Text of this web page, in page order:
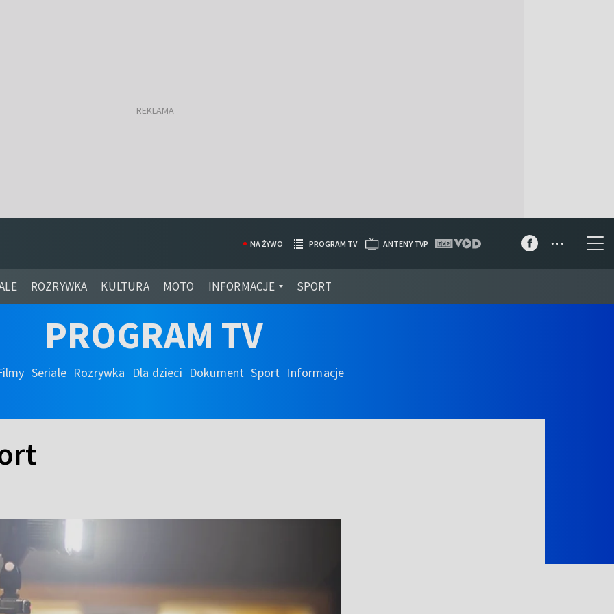
ROZRYWKA KULTURA MOTO INFORMACJE SPORT
NA ŻYWO PROGRAM TV ANTENY TVP ...
PROGRAM TV
Seriale Rozrywka Dla dzieci Dokument Sport Informacje